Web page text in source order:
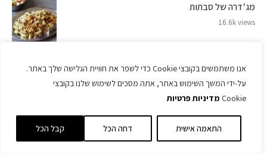
אנו משתמשים בקובצי Cookie כדי לשפר את חוויית הגלישה שלך באתר.
על-ידי המשך השימוש באתר, אתה מסכים לשימוש שלנו בקובצי
Cookie מדיניות פרטיות
התאמה אישית דחה הכל קבל הכל
מג’דרה של סבתות
16.6k views
סלט קיסר כמו במסעדה (בלי ביצים חיות ובלי אנשובי)
15.5k views
מאפינס תירס שילדים (ומבוגרים) אוהבים במיוחד – רק
לערבב ולתנור